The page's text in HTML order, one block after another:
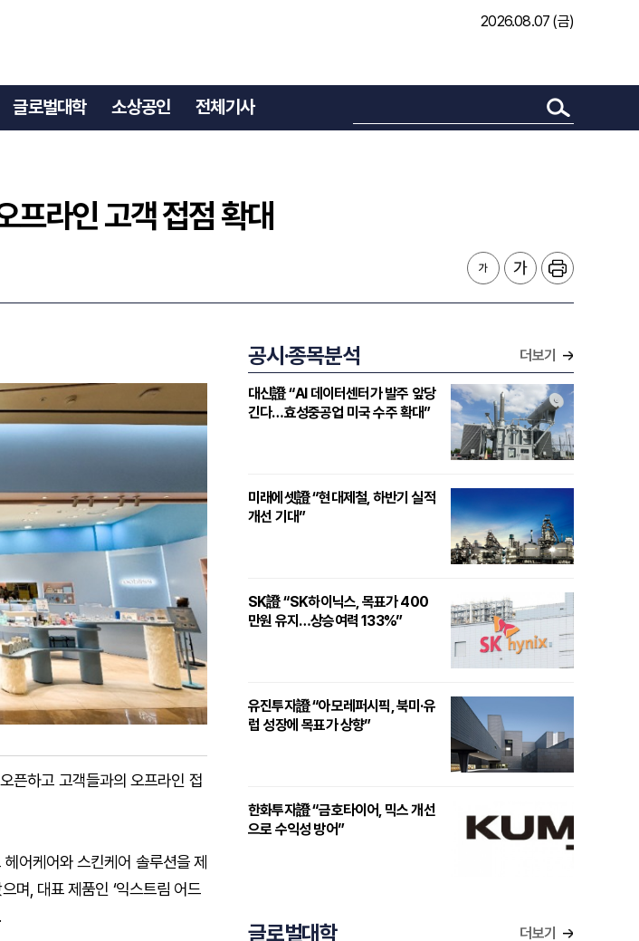
2026.08.07 (금)
글로벌대학 소상공인 전체기사
접점 확대
라인 고객 접점 확대
픈하고 고객들과의 오프라인 접
어케어와 스킨케어 솔루션을 제
며, 대표 제품인 ‘익스트림 어드
공시·종목분석 더보기
대신證 “AI 데이터센터가 발주 앞당
긴다…효성중공업 미국 수주 확대”
미래에셋證 “현대제철, 하반기 실적
개선 기대”
SK證 “SK하이닉스, 목표가 400
만원 유지…상승여력 133%”
유진투자證 “아모레퍼시픽, 북미·유
럽 성장에 목표가 상향”
한화투자證 “금호타이어, 믹스 개선
으로 수익성 방어”
글로벌대학 더보기